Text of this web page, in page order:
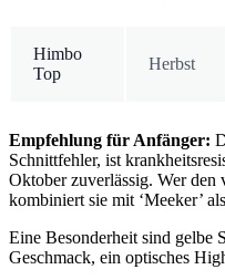
Himbo
Top
Herbst
Empfehlung für Anfänger:
Schnittfehler, ist
Oktober zuverlässig. Wer
kombiniert sie mit ‘Meeker’
Eine Besonderheit sind gelbe
Geschmack, ein optisches